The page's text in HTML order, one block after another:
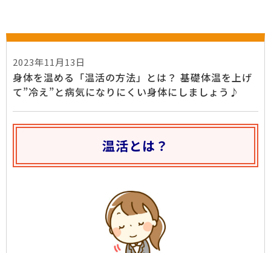
2023年11月13日
身体を温める「温活の方法」とは？ 基礎体温を上げ
て”冷え”と病気になりにくい身体にしましょう♪
温活とは？